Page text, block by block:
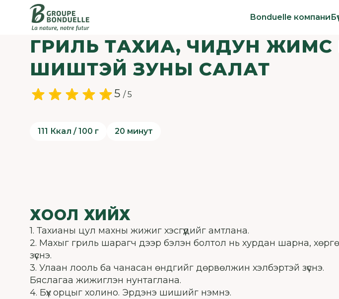
Bonduelle компани
ГРИЛЬ ТАХИА, ЧИДУН ЖИМС
ШИШТЭЙ ЗУНЫ САЛАТ
5 / 5
111 Ккал / 100 г 20 минут
ХООЛ ХИЙХ
1. Тахианы цул махны жижиг хэсгүүдийг амтлана.
2. Махыг гриль шарагч дээр бэлэн болтол нь хурдан шарна,
зүснэ.
3. Улаан лооль ба чанасан өндгийг дөрвөлжин хэлбэртэй зүснэ.
Бяслагаа жижиглэн нунтаглана.
4. Бүх орцыг холино. Эрдэнэ шишийг нэмнэ.